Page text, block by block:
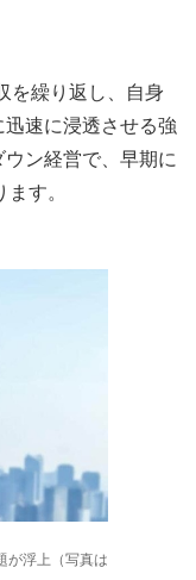
を繰り返し、自身
速に浸透させる強
ン経営で、早期に
す。
が浮上（写真は